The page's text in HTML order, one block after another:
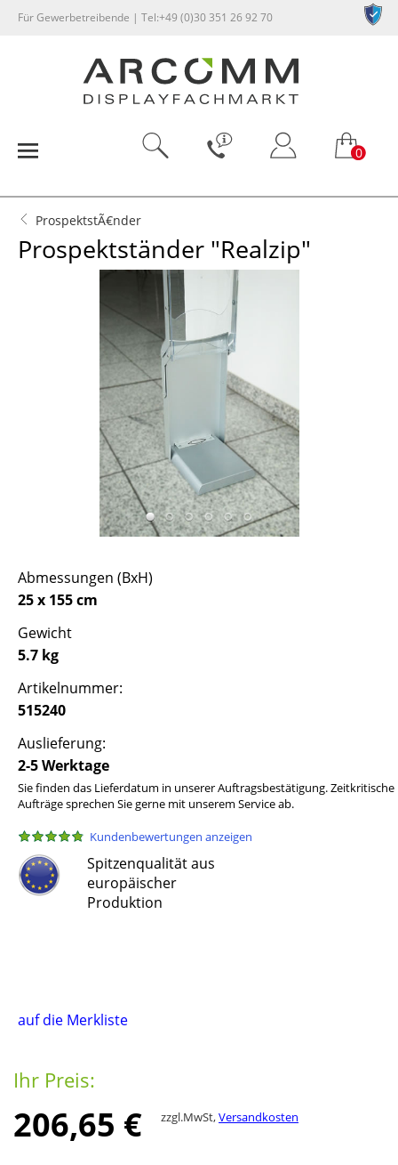
Für Gewerbetreibende | Tel:+49 (0)30 351 26 92 70
0
ProspektstÃ€nder
Prospektständer "Realzip"
Abmessungen (BxH)
25 x 155 cm
Gewicht
5.7 kg
Artikelnummer:
515240
Auslieferung:
2-5 Werktage
Sie finden das Lieferdatum in unserer Auftragsbestätigung. Zeitkritische
Aufträge sprechen Sie gerne mit unserem Service ab.
Kundenbewertungen anzeigen
Spitzenqualität aus
europäischer
Produktion
auf die Merkliste
Ihr Preis:
206,65 € zzgl.MwSt,Versandkosten